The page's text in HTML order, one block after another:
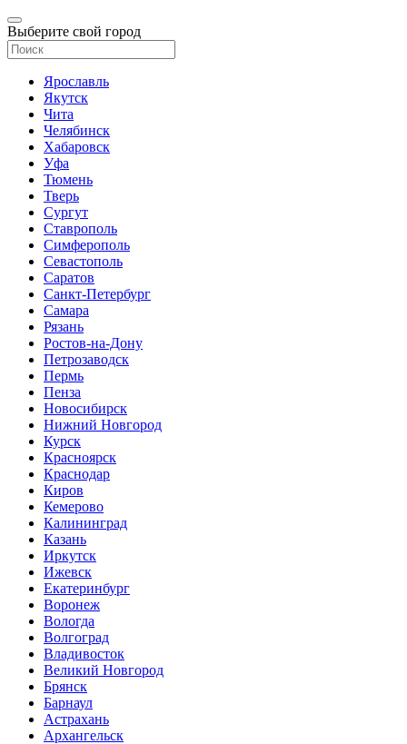
Выберите свой город
Ярославль
Якутск
Чита
Челябинск
Хабаровск
Уфа
Тюмень
Тверь
Сургут
Ставрополь
Симферополь
Севастополь
Саратов
Санкт-Петербург
Самара
Рязань
Ростов-на-Дону
Петрозаводск
Пермь
Пенза
Новосибирск
Нижний Новгород
Курск
Красноярск
Краснодар
Киров
Кемерово
Калининград
Казань
Иркутск
Ижевск
Екатеринбург
Воронеж
Вологда
Волгоград
Владивосток
Великий Новгород
Брянск
Барнаул
Астрахань
Архангельск